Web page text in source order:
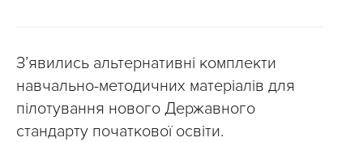
З’явились альтернативні комплекти
навчально-методичних матеріалів для
пілотування нового Державного
стандарту початкової освіти.